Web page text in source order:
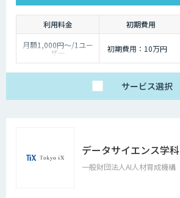
利用料金 初期費用
月額1,000円〜/1ユー
ザー
※利用ユーザー数をも
初期費用：10万円
サービス選択
データサイエンス学科
一般財団法人AI人材育成機構